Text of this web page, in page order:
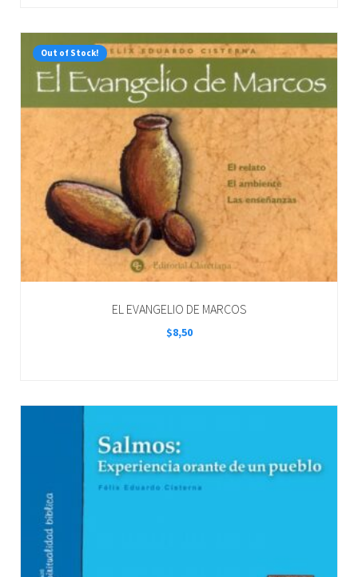
Out of Stock!
EL EVANGELIO DE MARCOS
$8,50